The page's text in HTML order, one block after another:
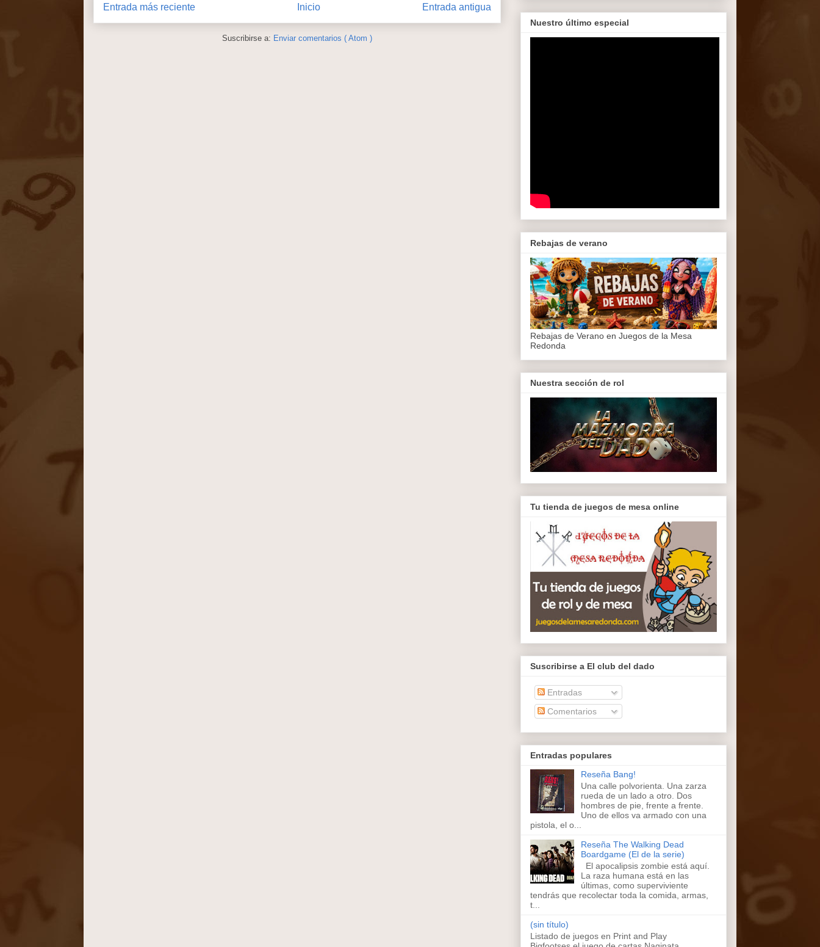
Entrada más reciente Entrada antigua
Inicio
Suscribirse a: Enviar comentarios ( Atom )
Nuestro último especial
Rebajas de verano
Rebajas de Verano en Juegos de la Mesa
Redonda
Nuestra sección de rol
Tu tienda de juegos de mesa online
Suscribirse a El club del dado
Entradas
Comentarios
Entradas populares
Reseña Bang!
Una calle polvorienta. Una zarza
rueda de un lado a otro. Dos
hombres de pie, frente a frente.
Uno de ellos va armado con una
pistola, el o...
Reseña The Walking Dead
Boardgame (El de la serie)
El apocalipsis zombie está aquí.
La raza humana está en las
últimas, como superviviente
tendrás que recolectar toda la comida, armas,
t...
(sin título)
Listado de juegos en Print and Play